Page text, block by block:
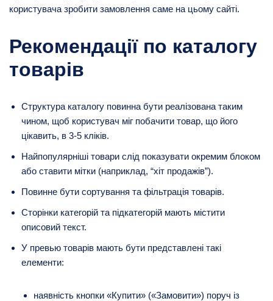
користувача зробити замовлення саме на цьому сайті.
Рекомендації по каталогу
товарів
Структура каталогу повинна бути реалізована таким
чином, щоб користувач міг побачити товар, що його
цікавить, в 3-5 кліків.
Найпопулярніші товари слід показувати окремим блоком
або ставити мітки (наприклад, “хіт продажів”).
Повинне бути сортування та фільтрація товарів.
Сторінки категорій та підкатегорій мають містити
описовий текст.
У превью товарів мають бути представлені такі
елементи:
наявність кнопки «Купити» («Замовити») поруч із